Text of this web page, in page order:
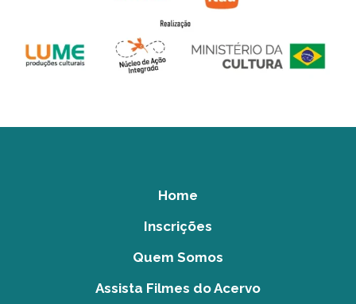
Home
Inscrições
Quem Somos
Assista Filmes do Acervo